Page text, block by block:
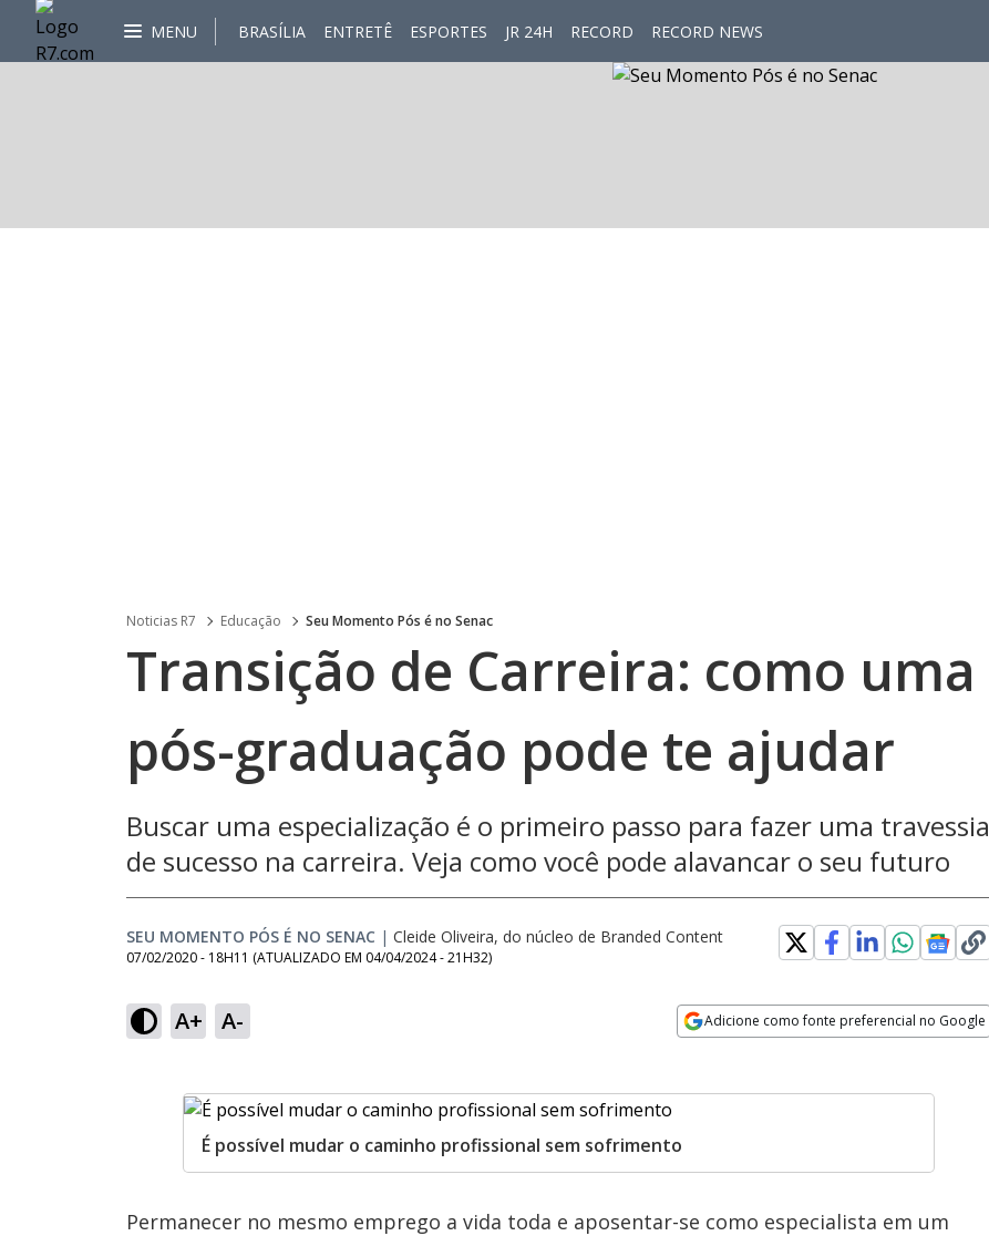
MENU BRASÍLIA ENTRETÊ ESPORTES JR 24H RECORD RECORD NEWS
Noticias R7 Educação Seu Momento Pós é no Senac
Transição de Carreira: como uma
pós-graduação pode te ajudar
Buscar uma especialização é o primeiro passo para fazer uma travessia
de sucesso na carreira. Veja como você pode alavancar o seu futuro
SEU MOMENTO PÓS É NO SENAC | Cleide Oliveira, do núcleo de Branded Content
07/02/2020 - 18H11 (ATUALIZADO EM 04/04/2024 - 21H32)
A+ A- Adicione como fonte preferencial no Google
É possível mudar o caminho profissional sem sofrimento
Permanecer no mesmo emprego a vida toda e aposentar-se como especialista em um